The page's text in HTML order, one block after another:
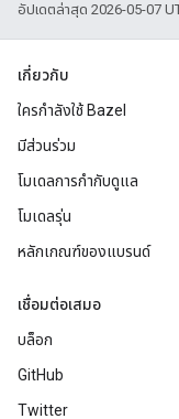
อัปเดตล่าสุด 2026-05-07
เกี่ยวกับ
ใครกำลังใช้ Bazel
มีส่วนร่วม
โมเดลการกำกับดูแล
โมเดลรุ่น
หลักเกณฑ์ของแบรนด์
เชื่อมต่อเสมอ
บล็อก
GitHub
Twitter